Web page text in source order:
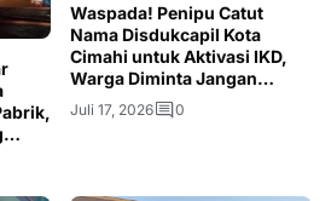
Waspada! Penipu Catut
Nama Disdukcapil Kota
Cimahi untuk Aktivasi IKD,
Warga Diminta Jangan
Berikan OTP
Juli 17, 2026 0